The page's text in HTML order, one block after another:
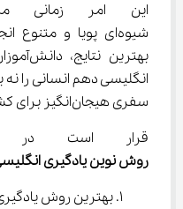
شیوه‌ای پویا و
انگلیسی دهم انسانی را نه
سفری هیجان‌انگیز برای کشف دنیاهای جدید بنگرند.
قرار است در
روش نوین یادگیری
بهترین روش